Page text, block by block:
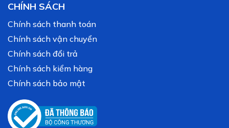
CHÍNH SÁCH
Chính sách thanh toán
Chính sách vận chuyển
Chính sách đổi trả
Chính sách kiểm hàng
Chính sách bảo mật